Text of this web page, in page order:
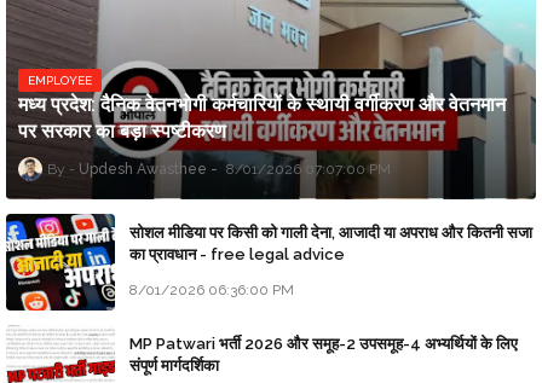
EMPLOYEE
मध्य प्रदेश: दैनिक वेतनभोगी कर्मचारियों के स्थायी वर्गीकरण और वेतनमान
पर सरकार का बड़ा स्पष्टीकरण
Updesh Awasthee 8/01/2026 07:07:00 PM
सोशल मीडिया पर किसी को गाली देना, आजादी या अपराध और कितनी सजा
का प्रावधान - free legal advice
8/01/2026 06:36:00 PM
MP Patwari भर्ती 2026 और समूह-2 उपसमूह-4 अभ्यर्थियों के लिए
संपूर्ण मार्गदर्शिका